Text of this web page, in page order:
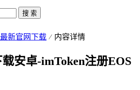
搜 索
新官网下载 内容详情
安卓-imToken注册EOS